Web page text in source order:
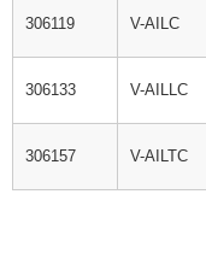
306119 V-AILC
306133 V-AILLC
306157 V-AILTC